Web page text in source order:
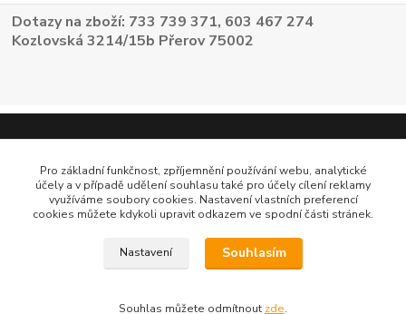
Dotazy na zboží: 733 739 371, 603 467 274
Kozlovská 3214/15b Přerov 75002
Pro základní funkčnost, zpříjemnění používání webu, analytické
účely a v případě udělení souhlasu také pro účely cílení reklamy
využíváme soubory cookies. Nastavení vlastních preferencí
cookies můžete kdykoli upravit odkazem ve spodní části stránek.
Nastavení Souhlasím
Souhlas můžete odmítnout zde.